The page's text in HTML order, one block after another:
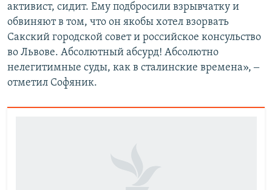
активист, сидит. Ему подбросили взрывчатку и
обвиняют в том, что он якобы хотел взорвать
Сакский городской совет и российское консульство
во Львове. Абсолютный абсурд! Абсолютно
нелегитимные суды, как в сталинские времена», ‒
отметил Софяник.